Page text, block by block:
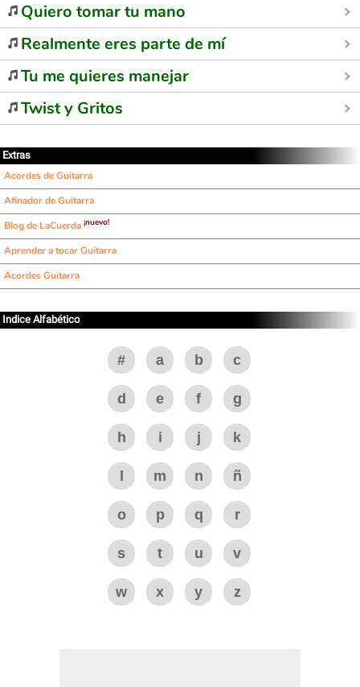
Quiero tomar tu mano
Realmente eres parte de mí
Tu me quieres manejar
Twist y Gritos
Extras
Acordes de Guitarra
Afinador de Guitarra
Blog de LaCuerda ¡nuevo!
Aprender a tocar Guitarra
Acordes Guitarra
Indice Alfabético
# a b c
d e f g
h i j k
m n ñ
o p q r
s t u v
w x y z